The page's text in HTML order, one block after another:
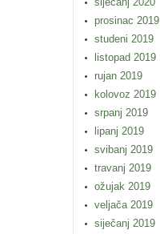
prosinac 2019
studeni 2019
listopad 2019
rujan 2019
kolovoz 2019
srpanj 2019
lipanj 2019
svibanj 2019
travanj 2019
ožujak 2019
veljača 2019
siječanj 2019